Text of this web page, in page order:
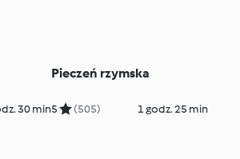
30 min
Pieczeń rzymska
5 (505) 1 godz. 25 min